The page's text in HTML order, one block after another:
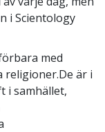
i Scientology
med
religioner.De är i
i samhället,